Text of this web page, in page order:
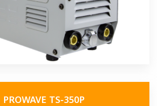
PROWAVE TS-350P